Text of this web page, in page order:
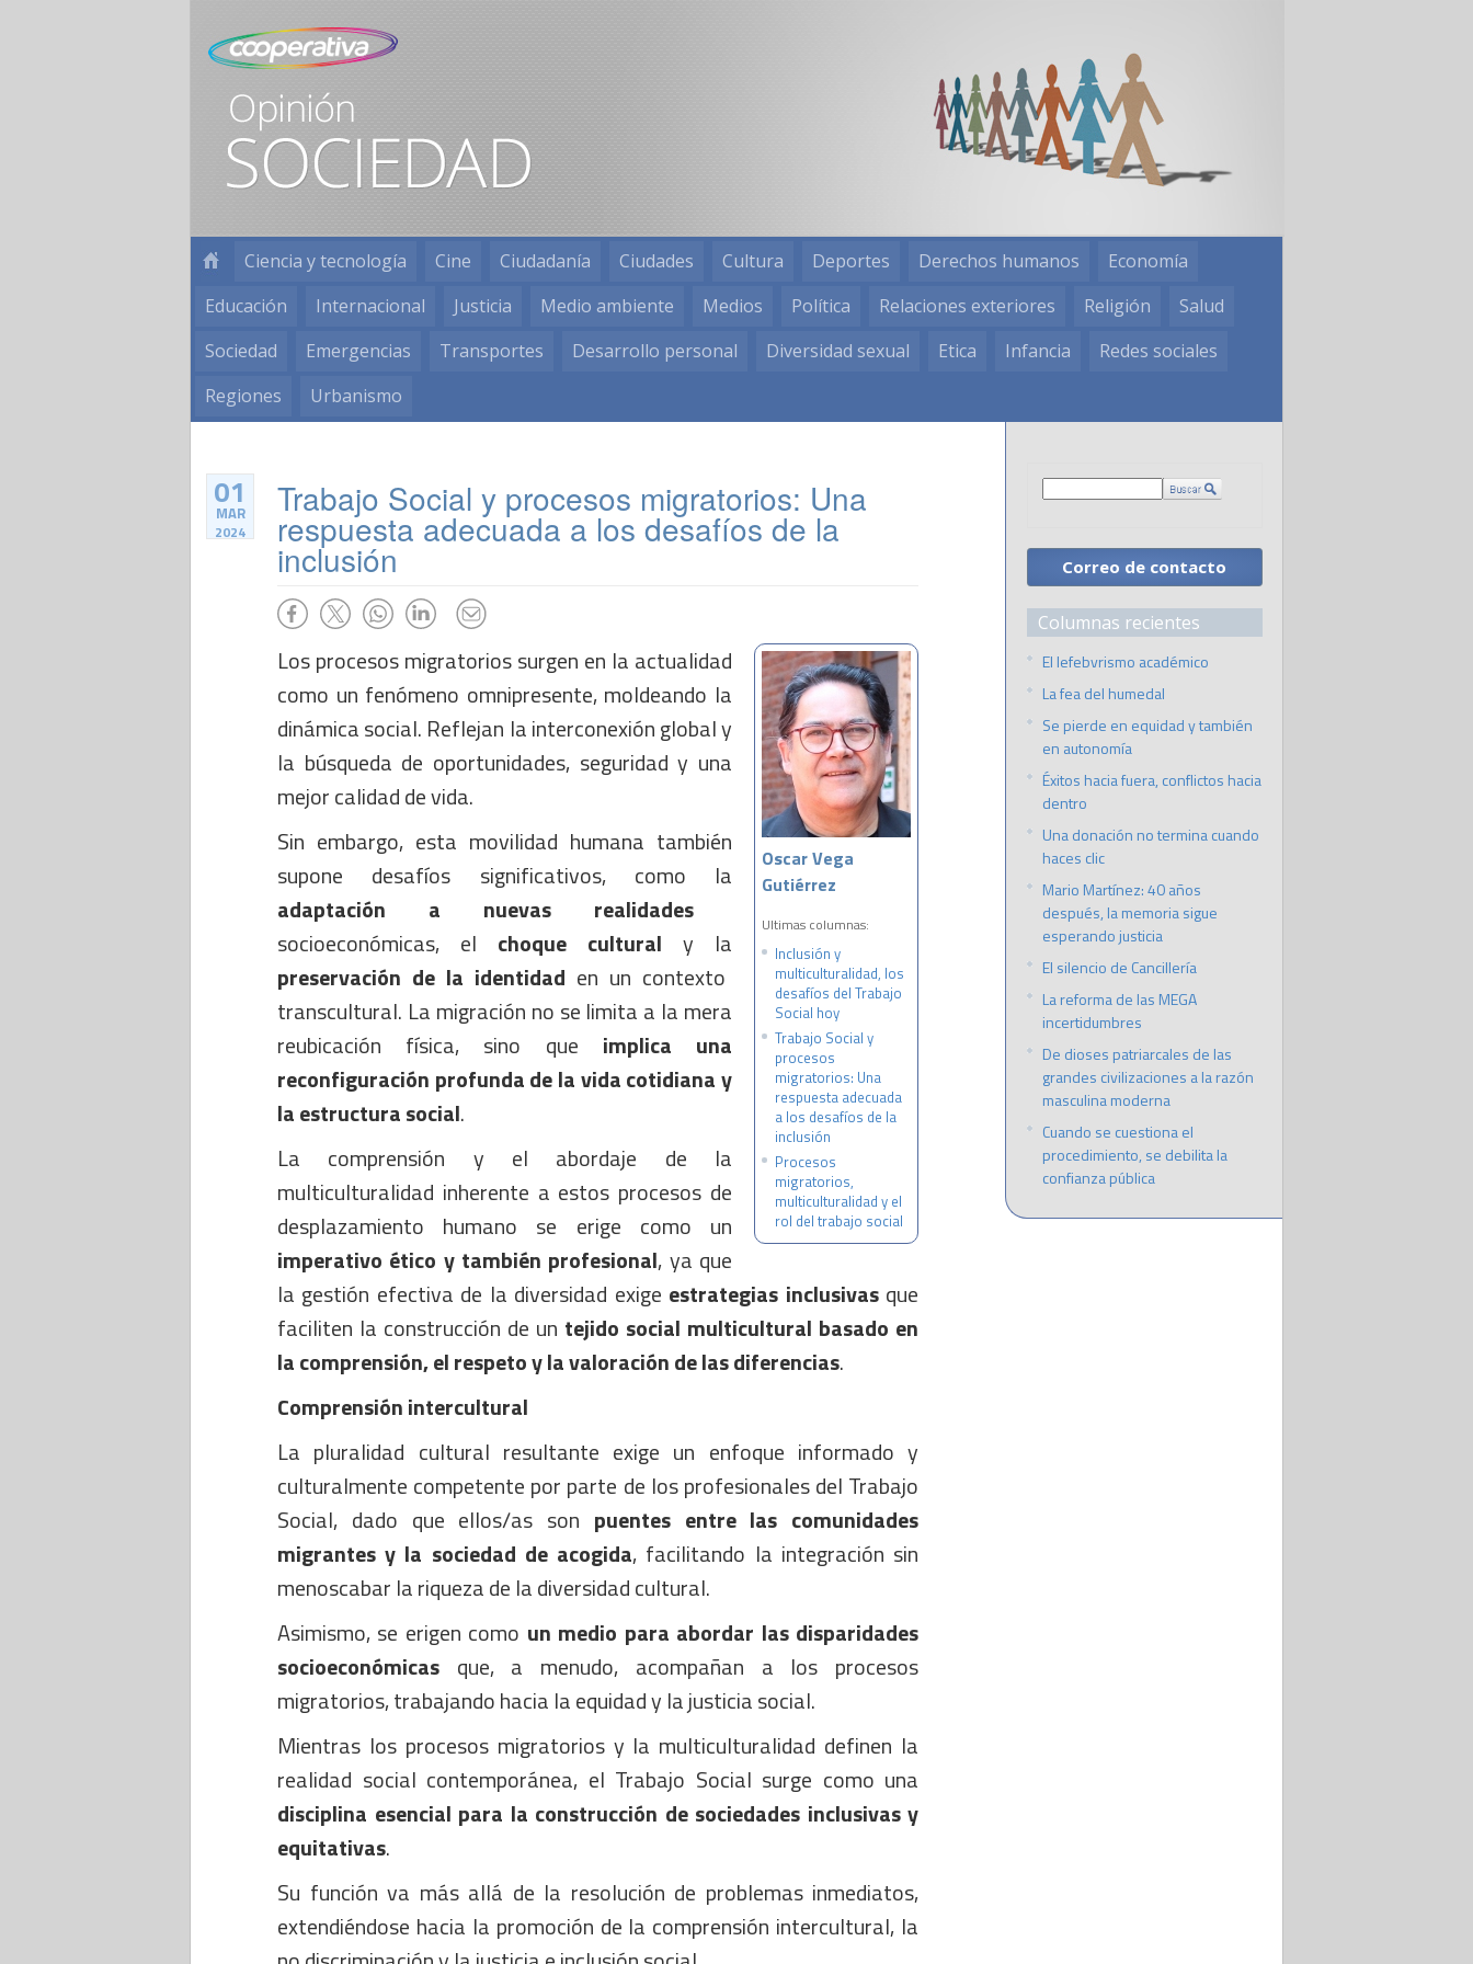
Ciencia y tecnología Cine Ciudadanía Ciudades Cultura Deportes Derechos humanos
Economía
Educación
Internacional Justicia Medio ambiente Medios Política Relaciones exteriores Religión
Salud
Sociedad
Emergencias Transportes Desarrollo personal Diversidad sexual Etica Infancia
Redes sociales
Regiones
Urbanismo
01
MAR
2024
Trabajo Social y procesos migratorios: Una
respuesta adecuada a los desafíos de la
inclusión
Oscar Vega
Gutiérrez
Ultimas columnas:
Inclusión y
multiculturalidad, los
desafíos del Trabajo
Social hoy
Trabajo Social y
procesos
migratorios: Una
respuesta adecuada
a los desafíos de la
inclusión
Procesos
migratorios,
multiculturalidad y el
rol del trabajo social
Los procesos migratorios surgen en la actualidad
como un fenómeno omnipresente, moldeando la
dinámica social. Reflejan la interconexión global y
la búsqueda de oportunidades, seguridad y una
mejor calidad de vida.
Sin embargo, esta movilidad humana también
supone desafíos significativos, como la
adaptación a nuevas realidades
socioeconómicas, el choque cultural y la
preservación de la identidad en un contexto
transcultural. La migración no se limita a la mera
reubicación física, sino que implica una
reconfiguración profunda de la vida cotidiana y
la estructura social.
La comprensión y el abordaje de la
multiculturalidad inherente a estos procesos de
desplazamiento humano se erige como un
imperativo ético y también profesional, ya que
la gestión efectiva de la diversidad exige estrategias inclusivasque
faciliten la construcción de un tejido social multicultural basado en
la comprensión, el respeto y la valoración de las diferencias.
Comprensión intercultural
La pluralidad cultural resultante exige un enfoque informado y
culturalmente competente por parte de los profesionales del Trabajo
Social, dado que ellos/as son puentes entre las comunidades
migrantes y la sociedad de acogida, facilitando la integración sin
menoscabar la riqueza de la diversidad cultural.
Asimismo, se erigen como un medio para abordar las disparidades
socioeconómicas que, a menudo, acompañan a los procesos
migratorios, trabajando hacia la equidad y la justicia social.
Mientras los procesos migratorios y la multiculturalidad definen la
realidad social contemporánea, el Trabajo Social surge como una
disciplina esencial para la construcción de sociedades inclusivas y
equitativas.
Su función va más allá de la resolución de problemas inmediatos,
extendiéndose hacia la promoción de la comprensión intercultural, la
Correo de contacto
Columnas recientes
El lefebvrismo académico
La fea del humedal
Se pierde en equidad y también
en autonomía
Éxitos hacia fuera, conflictos hacia
dentro
Una donación no termina cuando
haces clic
Mario Martínez: 40 años
después, la memoria sigue
esperando justicia
El silencio de Cancillería
La reforma de las MEGA
incertidumbres
De dioses patriarcales de las
grandes civilizaciones a la razón
masculina moderna
Cuando se cuestiona el
procedimiento, se debilita la
confianza pública